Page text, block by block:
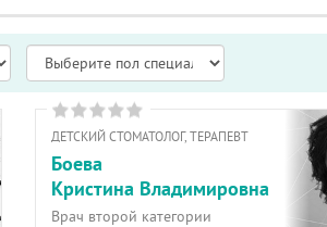
ДЕТСКИЙ СТОМАТОЛОГ, ТЕРАПЕВТ
Боева
Кристина Владимировна
Врач второй категории